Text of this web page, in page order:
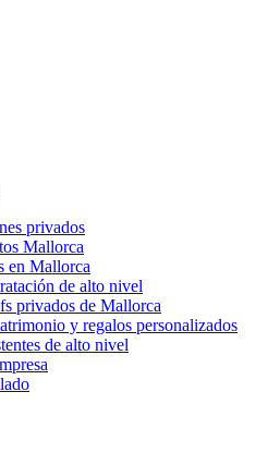
privados
Mallorca
en Mallorca
de alto nivel
privados de Mallorca
y regalos personalizados
de alto nivel